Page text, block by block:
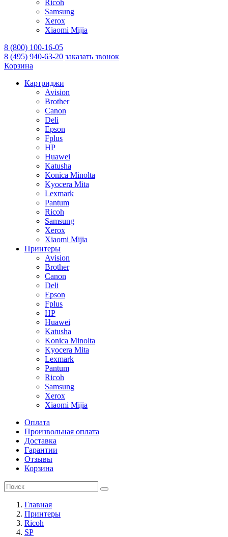
Ricoh
Samsung
Xerox
Xiaomi Mijia
8 (800) 100-16-05
8 (495) 940-63-20 заказать звонок
Корзина
Картриджи
Avision
Brother
Canon
Deli
Epson
Fplus
HP
Huawei
Katusha
Konica Minolta
Kyocera Mita
Lexmark
Pantum
Ricoh
Samsung
Xerox
Xiaomi Mijia
Принтеры
Avision
Brother
Canon
Deli
Epson
Fplus
HP
Huawei
Katusha
Konica Minolta
Kyocera Mita
Lexmark
Pantum
Ricoh
Samsung
Xerox
Xiaomi Mijia
Оплата
Произвольная оплата
Доставка
Гарантии
Отзывы
Корзина
Главная
Принтеры
Ricoh
SP